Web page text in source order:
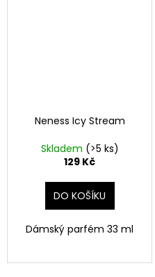
Neness Icy Stream
Skladem (>5 ks)
129 Kč
DO KOŠÍKU
Dámský parfém 33 ml